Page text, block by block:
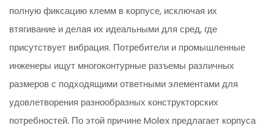
полную фиксацию клемм в корпусе, исключая их
втягивание и делая их идеальными для сред, где
присутствует вибрация. Потребители и промышленные
инженеры ищут многоконтурные разъемы различных
размеров с подходящими ответными элементами для
удовлетворения разнообразных конструкторских
потребностей. По этой причине Molex предлагает корпуса